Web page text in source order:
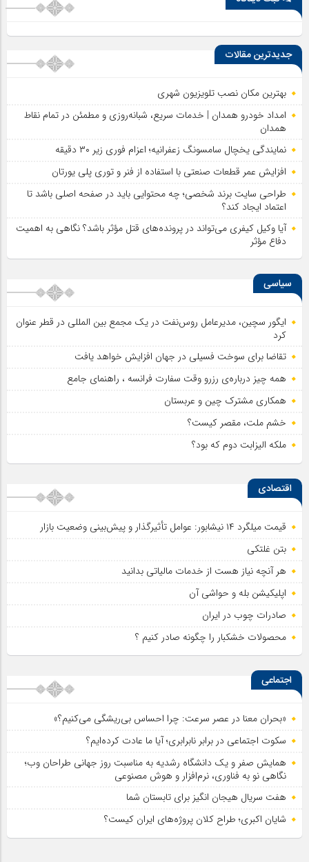
جدیدترین مقالات
بهترین مکان نصب تلویزیون شهری
امداد خودرو همدان | خدمات سریع، شبانه‌روزی و مطمئن در تمام نقاط
همدان
نمایندگی یخچال سامسونگ زعفرانیه؛ اعزام فوری زیر ۳۰ دقیقه
افزایش عمر قطعات صنعتی با استفاده از فنر و توری پلی یورتان
طراحی سایت برند شخصی؛ چه محتوایی باید در صفحه اصلی باشد تا
اعتماد ایجاد کند؟
آیا وکیل کیفری می‌تواند در پرونده‌های قتل مؤثر باشد؟ نگاهی به اهمیت
دفاع مؤثر
سیاسی
ایگور سچین، مدیرعامل روس‌نفت در یک مجمع بین المللی در قطر عنوان
کرد
تقاضا برای سوخت فسیلی در جهان افزایش خواهد یافت
همه چیز درباره‌ی رزرو وقت سفارت فرانسه ، راهنمای جامع
همکاری مشترک چین و عربستان
خشم ملت، مقصر کیست؟
ملکه الیزابت دوم که بود؟
اقتصادی
قیمت میلگرد ۱۴ نیشابور: عوامل تأثیرگذار و پیش‌بینی وضعیت بازار
بتن غلتکی
هر آنچه نیاز هست از خدمات مالیاتی بدانید
اپلیکیشن بله و حواشی آن
صادرات چوب در ایران
محصولات خشکبار را چگونه صادر کنیم ؟
اجتماعی
«بحران معنا در عصر سرعت: چرا احساس بی‌ریشگی می‌کنیم؟»
سکوت اجتماعی در برابر نابرابری؛ آیا ما عادت کرده‌ایم؟
همایش صفر و یک دانشگاه رشدیه به مناسبت روز جهانی طراحان وب؛
نگاهی نو به فناوری، نرم‌افزار و هوش مصنوعی
هفت سریال هیجان انگیز برای تابستان شما
شایان اکبری؛ طراح کلان پروژه‌های ایران کیست؟